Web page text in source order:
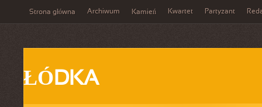
Strona główna Archiwum Kamień Kwartet Partyzant
ŁÓDKA